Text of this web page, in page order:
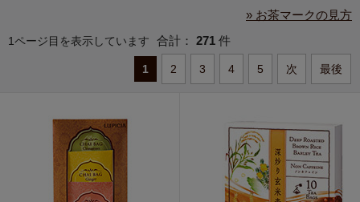
» お茶マークの見方
1ページ目を表示しています 合計： 271 件
1 2 3 4 5 次 最後